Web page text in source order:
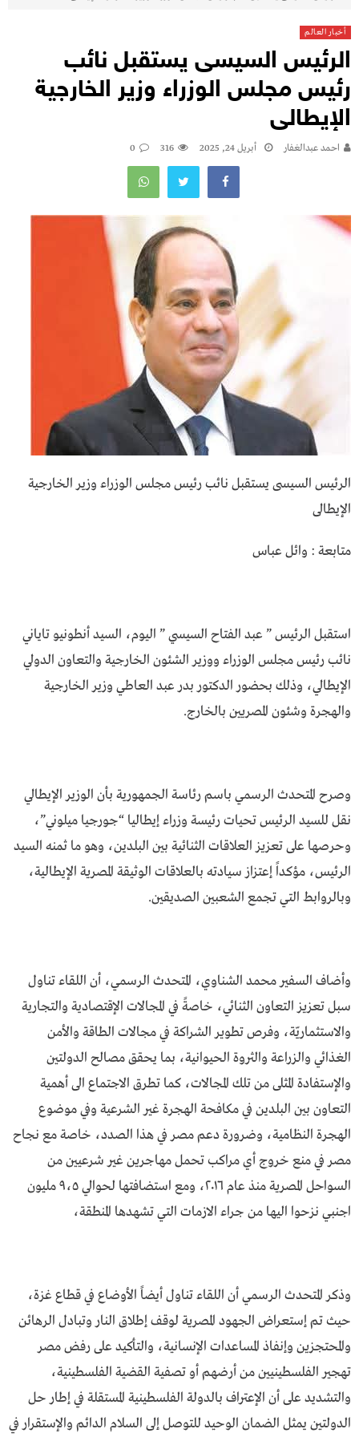
أخبار العالم
الرئيس السيسى يستقبل نائب
رئيس مجلس الوزراء وزير الخارجية
الإيطالى
احمد عبدالغفار أبريل 24, 2025 316
0
الرئيس السيسى يستقبل نائب رئيس مجلس الوزراء وزير الخارجية
الإيطالى
متابعة : وائل عباس
استقبل الرئيس ” عبد الفتاح السيسي ” اليوم، السيد أنطونيو تاياني
نائب رئيس مجلس الوزراء ووزير الشئون الخارجية والتعاون الدولي
الإيطالي، وذلك بحضور الدكتور بدر عبد العاطي وزير الخارجية
والهجرة وشئون المصريين بالخارج.
وصرح المتحدث الرسمي باسم رئاسة الجمهورية بأن الوزير الإيطالي
نقل للسيد الرئيس تحيات رئيسة وزراء إيطاليا “جورجيا ميلوني”،
وحرصها على تعزيز العلاقات الثنائية بين البلدين، وهو ما ثمنه السيد
الرئيس، مؤكداً إعتزاز سيادته بالعلاقات الوثيقة المصرية الإيطالية،
وبالروابط التي تجمع الشعبين الصديقين.
وأضاف السفير محمد الشناوي، المتحدث الرسمي، أن اللقاء تناول
سبل تعزيز التعاون الثنائي، خاصةً في المجالات الإقتصادية والتجارية
والاستثماريّة، وفرص تطوير الشراكة في مجالات الطاقة والأمن
الغذائي والزراعة والثروة الحيوانية، بما يحقق مصالح الدولتين
والإستفادة المثلى من تلك المجالات، كما تطرق الاجتماع الى أهمية
التعاون بين البلدين في مكافحة الهجرة غير الشرعية وفي موضوع
الهجرة النظامية، وضرورة دعم مصر في هذا الصدد، خاصة مع نجاح
مصر في منع خروج أي مراكب تحمل مهاجرين غير شرعيين من
السواحل المصرية منذ عام ٢٠١٦، ومع استضافتها لحوالي ٩،٥ مليون
اجنبي نزحوا اليها من جراء الازمات التي تشهدها المنطقة،
وذكر المتحدث الرسمي أن اللقاء تناول أيضاً الأوضاع في قطاع غزة،
حيث تم إستعراض الجهود المصرية لوقف إطلاق النار وتبادل الرهائن
والمحتجزين وإنفاذ المساعدات الإنسانية، والتأكيد على رفض مصر
تهجير الفلسطينيين من أرضهم أو تصفية القضية الفلسطينية،
والتشديد على أن الإعتراف بالدولة الفلسطينية المستقلة في إطار حل
الدولتين يمثل الضمان الوحيد للتوصل إلى السلام الدائم والإستقرار في